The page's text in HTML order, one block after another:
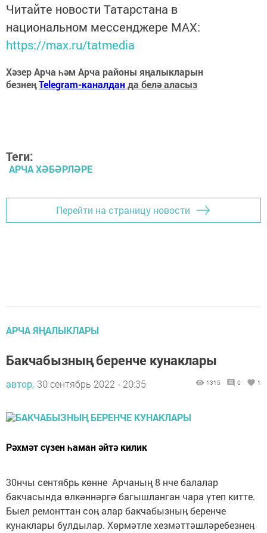
Читайте новости Татарстана в
национальном мессенджере MАХ:
https://max.ru/tatmedia
Хәзер Арча һәм Арча районы яңалыкларын
безнеңTelegram-каналданда белә аласыз
Теги:
АРЧА ХӘБӘРЛӘРЕ
Перейти на страницу новости
АРЧА ЯҢАЛЫКЛАРЫ
Бакчабызның беренче кунаклары
автор, 30 сентябрь 2022 - 20:35 1315 0 1
Рәхмәт сүзен һаман әйтә килик
30нчы сентябрь көнне Арчаның 8 нче балалар
бакчасында өлкəннəргə багышланган чара үтеп китте.
Быел ремонттан соӊ алар бакчабызныӊ беренче
кунаклары булдылар. Хөрмәтле хезмәттәшләребезнеӊ